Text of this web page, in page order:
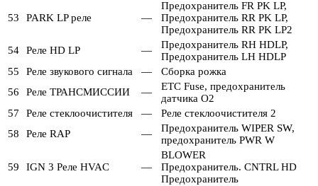
53 PARK LP реле —
Предохранитель FR PK LP,
Предохранитель RR PK LP,
Предохранитель RR PK LP2
54
Реле HD LP —
Предохранитель RH HDLP,
Предохранитель LH HDLP
55
Реле звукового сигнала —
Сборка рожка
56
Реле ТРАНСМИССИИ —
ETC Fuse, предохранитель
датчика O2
57
Реле стеклоочистителя —
Реле стеклоочистителя 2
58
Реле RAP —
Предохранитель WIPER SW,
предохранитель PWR W
59 IGN 3 Реле HVAC —
BLOWER
Предохранитель. CNTRL HD
Предохранитель